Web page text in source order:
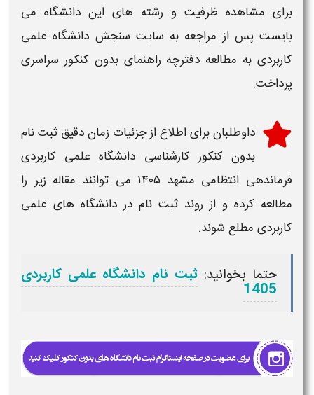
برای مشاهده ظرفیت و رشته های این دانشگاه می
بایست پس از مراجعه به سایت سنجش دانشگاه علمی
کاربردی به مطالعه دفترچه راهنمای بدون کنکور سراسری
پرداخت.
داوطلبان برای اطلاع از جزئیات زمان دقیق ثبت نام
بدون کنکور کارشناسی دانشگاه علمی کاربردی
فرماندهی انتظامی مشهد ۱۴۰۵
می توانند مقاله زیر را
مطالعه کرده و از روند ثبت نام در دانشگاه های علمی
کاربردی مطلع شوند.
حتما بخوانید: ثبت نام دانشگاه علمی کاربردی
1405